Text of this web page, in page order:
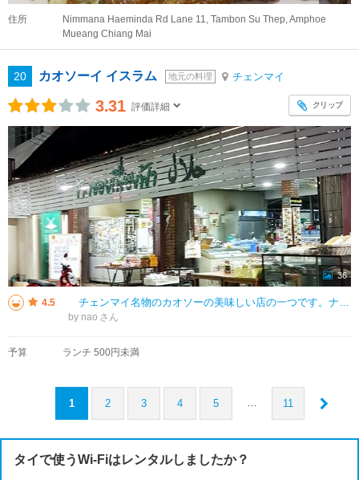
住所
Nimmana Haeminda Rd Lane 11, Tambon Su Thep, Amphoe
Mueang Chiang Mai
20 カオソーイ イスラム 地元の料理 チェンマイ
3.31 評価詳細 クリップ
36
4.5 チェンマイ名物のカオソーの美味しい店の一つです。ナイトバザールの通り（チェンクラン通り）少し北側のイスラム人街に入ったところにあります。 今回遅い時間に訪問しましたが、何とかカオソーイならOKとのことで、カオソー
by nao
予算 ランチ 500円未満
1 2 3 4 5 … 11
タイで使うWi-Fiはレンタルしましたか？